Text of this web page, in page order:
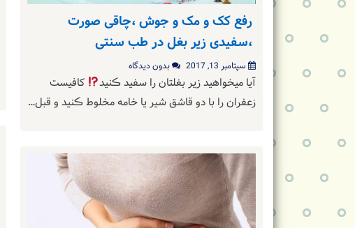
رفع کک و مک و جوش ،چاقی صورت
،سفیدی زیر بغل در طب سنتی
سپتامبر 13, 2017 بدون دیدگاه
آیا میخواهید زیر بغلتان را سفید ڪنید
کافیست
زعفران را با دو قاشق شیر یا خامه مخلوط ڪنید و قبل…